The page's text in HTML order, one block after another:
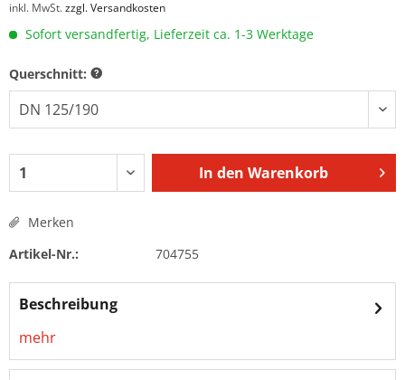
inkl. MwSt.zzgl. Versandkosten
Sofort versandfertig, Lieferzeit ca. 1-3 Werktage
Querschnitt:
In den Warenkorb
Merken
Artikel-Nr.:
704755
Beschreibung
mehr